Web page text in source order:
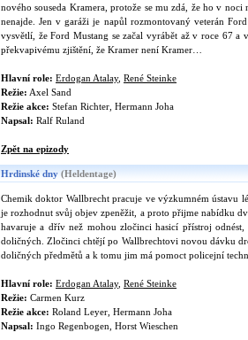
nového souseda Kramera, protože se mu zdá, že ho v
nenajde. Jen v garáži je napůl rozmontovaný veterán
vysvětlí, že Ford Mustang se začal vyrábět až v roce 67
překvapivému zjištění, že Kramer není Kramer…
Hlavní role: Erdogan Atalay, René Steinke
Režie: Axel Sand
Režie akce: Stefan Richter, Hermann Joha
Napsal: Ralf Ruland
Zpět na epizody
Hrdinské dny (Heldentage)
Chemik doktor Wallbrecht pracuje ve výzkumném
je rozhodnut svůj objev zpeněžit, a proto přijme nabídku
havaruje a dřív než mohou zločinci hasicí přístroj
doličných. Zločinci chtějí po Wallbrechtovi novou dávku
doličných předmětů a k tomu jim má pomoct policejní
Hlavní role: Erdogan Atalay, René Steinke
Režie: Carmen Kurz
Režie akce: Roland Leyer, Hermann Joha
Napsal: Ingo Regenbogen, Horst Wieschen